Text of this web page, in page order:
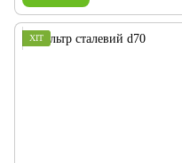
ХІТ